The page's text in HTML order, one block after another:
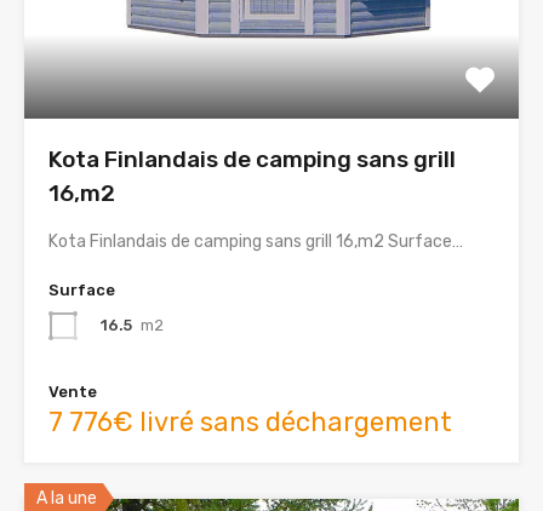
Kota Finlandais de camping sans grill
16,m2
Kota Finlandais de camping sans grill 16,m2 Surface…
Surface
16.5 m2
Vente
7 776€ livré sans déchargement
A la une